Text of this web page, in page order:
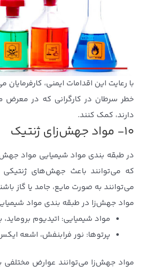
با رعایت این اقدامات ایمنی،
خطر سرطان در کارگرانی که در معرض
دارند، کمک کنند.
۱۰- مواد جهش‌زای ژنتیک
در طبقه بندی مواد شیمیایی مواد
که می‌توانند باعث جهش‌های
می‌توانند به صورت مایع، جامد یا گاز
مواد جهش‌زا در طبقه بندی مواد شیمیایی
مواد شیمیایی: اتیدیوم بروماید،
پرتوها: نور فرابنفش، اشعه
مواد جهش‌زا می‌توانند عوارض مختلفی